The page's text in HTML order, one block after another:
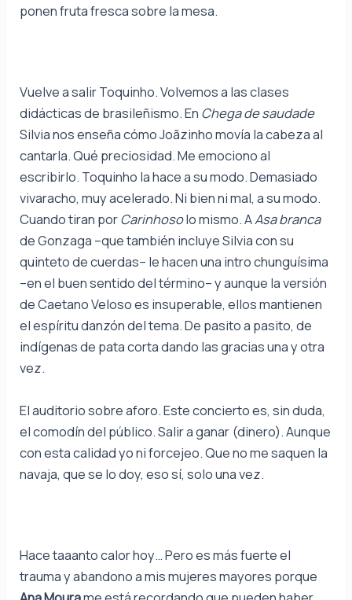
ponen fruta fresca sobre la mesa.
Vuelve a salir Toquinho. Volvemos a las clases
didácticas de brasileñismo. En Chega de saudade
Silvia nos enseña cómo Joãzinho movía la cabeza al
cantarla. Qué preciosidad. Me emociono al
escribirlo. Toquinho la hace a su modo. Demasiado
vivaracho, muy acelerado. Ni bien ni mal, a su modo.
Cuando tiran porCarinhosolo mismo. AAsa branca
de Gonzaga –que también incluye Silvia con su
quinteto de cuerdas– le hacen una intro chunguísima
–en el buen sentido del término– y aunque la versión
de Caetano Veloso es insuperable, ellos mantienen
el espíritu danzón del tema. De pasito a pasito, de
indígenas de pata corta dando las gracias una y otra
vez.
El auditorio sobre aforo. Este concierto es, sin duda,
el comodín del público. Salir a ganar (dinero). Aunque
con esta calidad yo ni forcejeo. Que no me saquen la
navaja, que se lo doy, eso sí, solo una vez.
Hace taaanto calor hoy… Pero es más fuerte el
trauma y abandono a mis mujeres mayores porque